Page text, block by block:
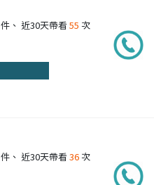
件、 近30天帶看55 次
件、 近30天帶看36次